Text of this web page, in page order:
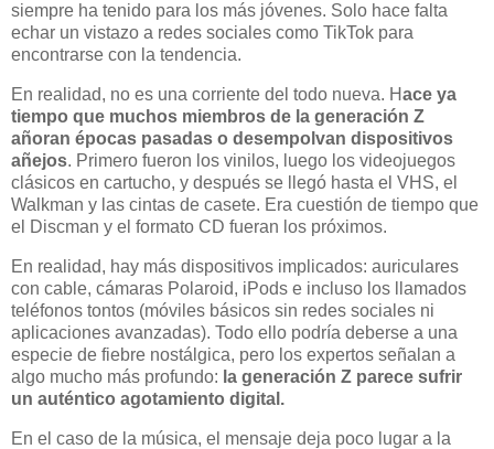
siempre ha tenido para los más jóvenes. Solo hace falta
echar un vistazo a redes sociales como TikTok para
encontrarse con la tendencia.
En realidad, no es una corriente del todo nueva. Hace ya
tiempo que muchos miembros de la generación Z
añoran épocas pasadas o desempolvan dispositivos
añejos. Primero fueron los vinilos, luego los videojuegos
clásicos en cartucho, y después se llegó hasta el VHS, el
Walkman y las cintas de casete. Era cuestión de tiempo que
el Discman y el formato CD fueran los próximos.
En realidad, hay más dispositivos implicados: auriculares
con cable, cámaras Polaroid, iPods e incluso los llamados
teléfonos tontos (móviles básicos sin redes sociales ni
aplicaciones avanzadas). Todo ello podría deberse a una
especie de fiebre nostálgica, pero los expertos señalan a
algo mucho más profundo: la generación Z parece sufrir
un auténtico agotamiento digital.
En el caso de la música, el mensaje deja poco lugar a la